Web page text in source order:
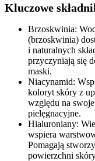
Kluczowe
Brzoskwinia:
(brzoskwinia)
i naturalnych
przyczyniają się
maski.
Niacynamid:
koloryt skóry z
względu na
pielęgnacyjne.
Hialuroniany:
wspiera
Pomagają
powierzchni